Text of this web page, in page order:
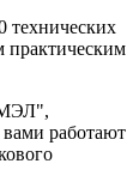
технических
практическим
работают